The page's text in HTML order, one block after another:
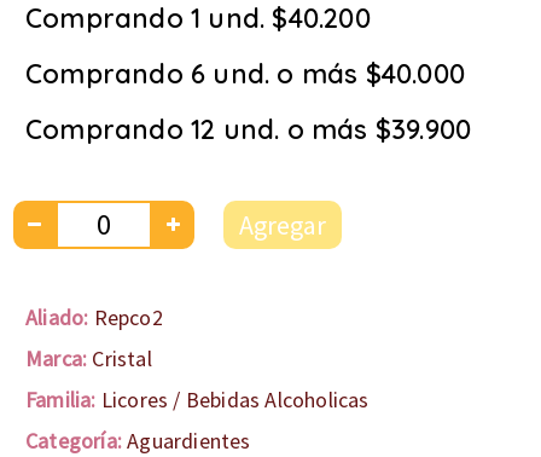
Comprando 1 und. $40.200
Comprando 6 und. o más $40.000
Comprando 12 und. o más $39.900
Agregar
Aliado: Repco2
Marca: Cristal
Familia: Licores / Bebidas Alcoholicas
Categoría:Aguardientes